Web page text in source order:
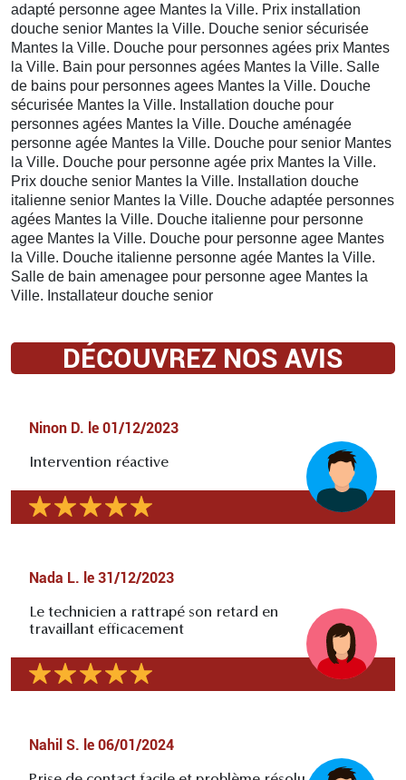
adapté personne agee Mantes la Ville. Prix installation
douche senior Mantes la Ville. Douche senior sécurisée
Mantes la Ville. Douche pour personnes agées prix Mantes
la Ville. Bain pour personnes agées Mantes la Ville. Salle
de bains pour personnes agees Mantes la Ville. Douche
sécurisée Mantes la Ville. Installation douche pour
personnes agées Mantes la Ville. Douche aménagée
personne agée Mantes la Ville. Douche pour senior Mantes
la Ville. Douche pour personne agée prix Mantes la Ville.
Prix douche senior Mantes la Ville. Installation douche
italienne senior Mantes la Ville. Douche adaptée personnes
agées Mantes la Ville. Douche italienne pour personne
agee Mantes la Ville. Douche pour personne agee Mantes
la Ville. Douche italienne personne agée Mantes la Ville.
Salle de bain amenagee pour personne agee Mantes la
Ville. Installateur douche senior
DÉCOUVREZ NOS AVIS
Ninon D. le 01/12/2023
Intervention réactive
Nada L. le 31/12/2023
Le technicien a rattrapé son retard en
travaillant efficacement
Nahil S. le 06/01/2024